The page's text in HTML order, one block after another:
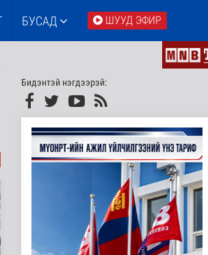
БУСАД ШУУД ЭФИР
Бидэнтэй нэгдээрэй: